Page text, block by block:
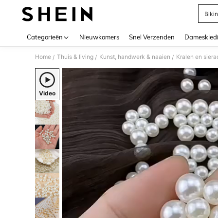
Categorieën Nieuwkomers Snel Verzenden
Home / Thuis & living / Kunst, handwerk & naaien / Kralen en
Video